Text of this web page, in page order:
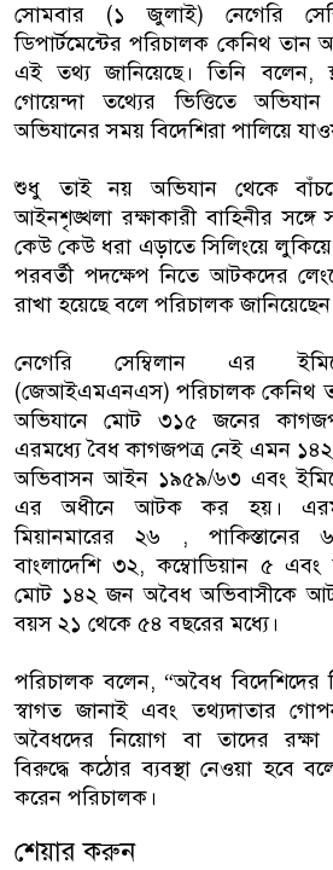
সোমবার (১ জুলাই) নেগেরি
ডিপার্টমেন্টের পরিচালক কেনিথ
এই তথ্য জানিয়েছে। তিনি বলেন,
গোয়েন্দা তথ্যের ভিত্তিতে
অভিযানের সময় বিদেশিরা পালিয়ে
শুধু তাই নয় অভিযান থেকে
আইনশৃঙ্খলা রক্ষাকারী বাহিনীর সঙ্গে
কেউ কেউ ধরা এড়াতে সিলিংয়ে লুকিয়ে
পরবর্তী পদক্ষেপ নিতে আটকদের
রাখা হয়েছে বলে পরিচালক
নেগেরি সেম্বিলান এর
(জেআইএমএনএস) পরিচালক কেনিথ
অভিযানে মোট ৩১৫ জনের
এরমধ্যে বৈধ কাগজপত্র নেই এমন
অভিবাসন আইন ১৯৫৯/৬৩ এবং
এর অধীনে আটক কর হয়।
মিয়ানমারের ২৬ , পাকিস্তানের
বাংলাদেশি ৩২, কম্বোডিয়ান ৫
মোট ১৪২ জন অবৈধ অভিবাসীকে
বয়স ২১ থেকে ৫৪ বছরের মধ্যে।
পরিচালক বলেন, “অবৈধ
স্বাগত জানাই এবং তথ্যদাতার
অবৈধদের নিয়োগ বা তাদের রক্ষা
বিরুদ্ধে কঠোর ব্যবস্থা নেওয়া হবে
করেন পরিচালক।
শেয়ার করুন